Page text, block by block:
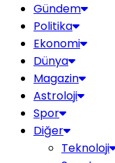
Gündem
Politika
Ekonomi
Dünya
Magazin
Astroloji
Spor
Diğer
Teknoloji